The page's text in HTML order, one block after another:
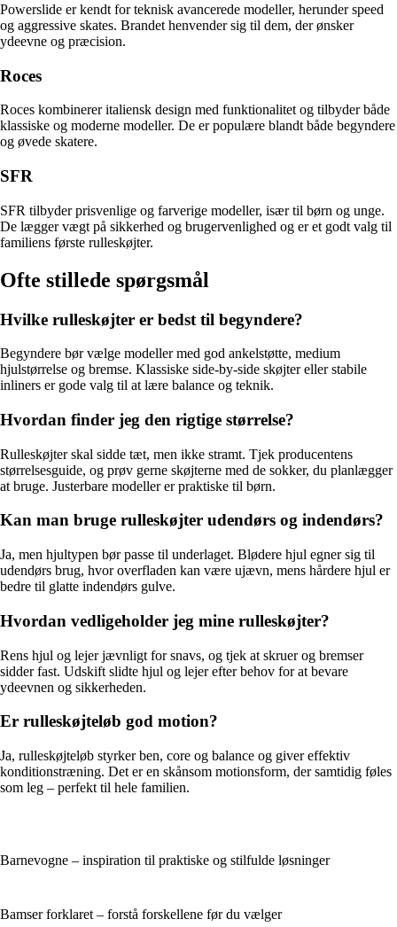
Powerslide er kendt for teknisk avancerede modeller, herunder speed
og aggressive skates. Brandet henvender sig til dem, der ønsker
ydeevne og præcision.
Roces
Roces kombinerer italiensk design med funktionalitet og tilbyder både
klassiske og moderne modeller. De er populære blandt både begyndere
og øvede skatere.
SFR
SFR tilbyder prisvenlige og farverige modeller, især til børn og unge.
De lægger vægt på sikkerhed og brugervenlighed og er et godt valg til
familiens første rulleskøjter.
Ofte stillede spørgsmål
Hvilke rulleskøjter er bedst til begyndere?
Begyndere bør vælge modeller med god ankelstøtte, medium
hjulstørrelse og bremse. Klassiske side-by-side skøjter eller stabile
inliners er gode valg til at lære balance og teknik.
Hvordan finder jeg den rigtige størrelse?
Rulleskøjter skal sidde tæt, men ikke stramt. Tjek producentens
størrelsesguide, og prøv gerne skøjterne med de sokker, du planlægger
at bruge. Justerbare modeller er praktiske til børn.
Kan man bruge rulleskøjter udendørs og indendørs?
Ja, men hjultypen bør passe til underlaget. Blødere hjul egner sig til
udendørs brug, hvor overfladen kan være ujævn, mens hårdere hjul er
bedre til glatte indendørs gulve.
Hvordan vedligeholder jeg mine rulleskøjter?
Rens hjul og lejer jævnligt for snavs, og tjek at skruer og bremser
sidder fast. Udskift slidte hjul og lejer efter behov for at bevare
ydeevnen og sikkerheden.
Er rulleskøjteløb god motion?
Ja, rulleskøjteløb styrker ben, core og balance og giver effektiv
konditionstræning. Det er en skånsom motionsform, der samtidig føles
som leg – perfekt til hele familien.
Barnevogne – inspiration til praktiske og stilfulde løsninger
Bamser forklaret – forstå forskellene før du vælger